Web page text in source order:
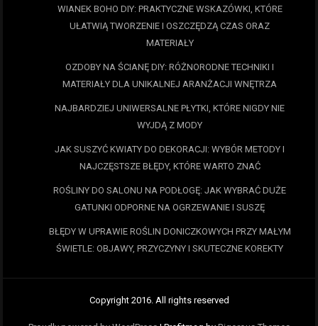
WIANEK BOHO DIY: PRAKTYCZNE WSKAZÓWKI, KTÓRE
UŁATWIĄ TWORZENIE I OSZCZĘDZĄ CZAS ORAZ
MATERIAŁY
OZDOBY NA ŚCIANĘ DIY: RÓŻNORODNE TECHNIKI I
MATERIAŁY DLA UNIKALNEJ ARANŻACJI WNĘTRZA
NAJBARDZIEJ UNIWERSALNE PŁYTKI, KTÓRE NIGDY NIE
WYJDĄ Z MODY
JAK SUSZYĆ KWIATY DO DEKORACJI: WYBÓR METODY I
NAJCZĘSTSZE BŁĘDY, KTÓRE WARTO ZNAĆ
ROŚLINY DO SALONU NA PODŁOGĘ: JAK WYBRAĆ DUŻE
GATUNKI ODPORNE NA OGRZEWANIE I SUSZĘ
BŁĘDY W UPRAWIE ROŚLIN DONICZKOWYCH PRZY MAŁYM
ŚWIETLE: OBJAWY, PRZYCZYNY I SKUTECZNE KOREKTY
Copyright 2016. All rights reserved